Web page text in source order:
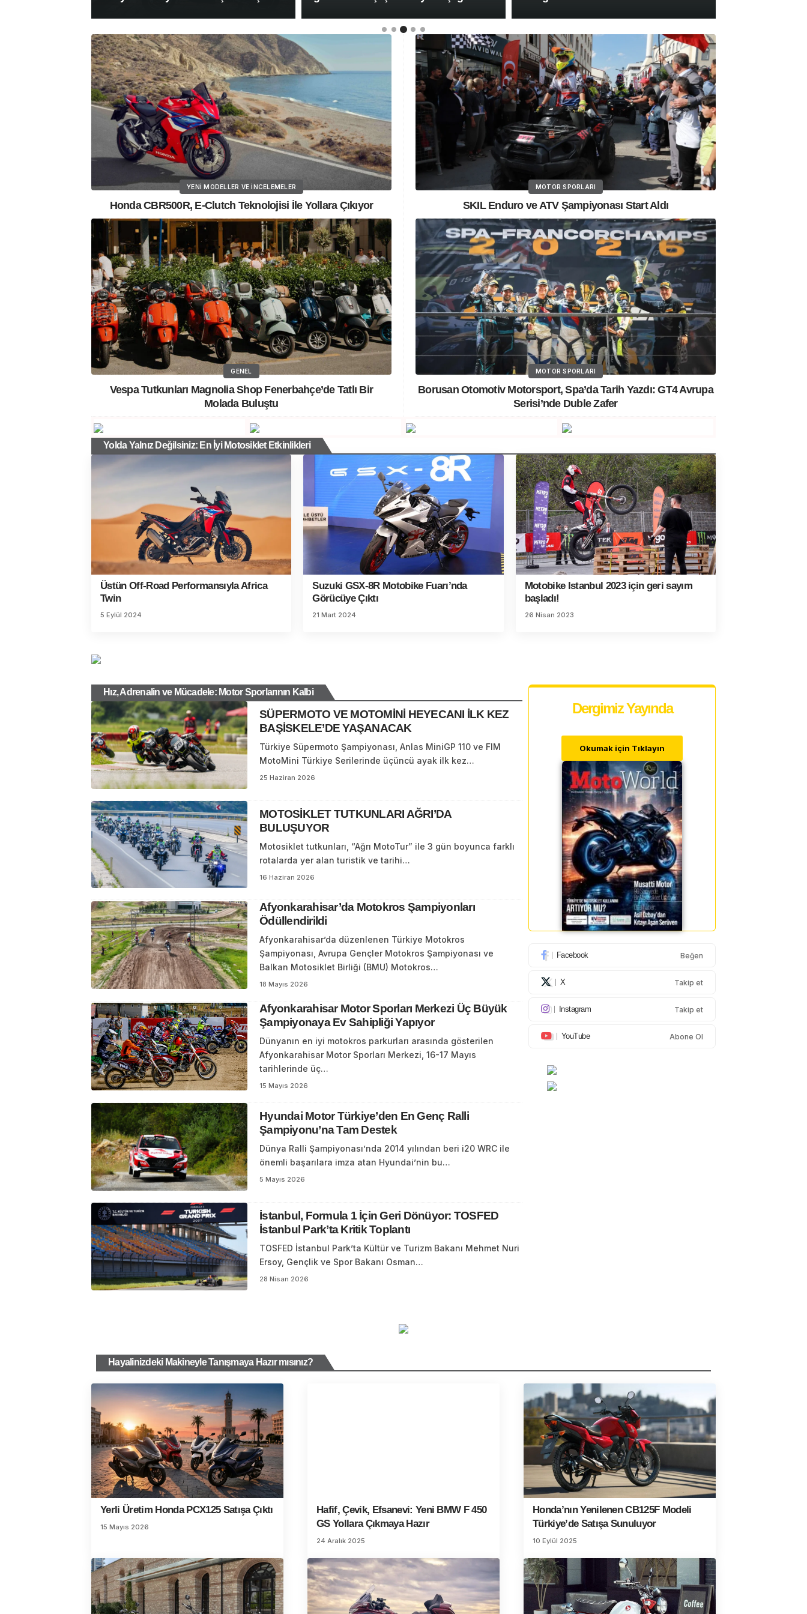
YENI MODELLER VE İNCELEMELER
Honda CBR500R, E-Clutch Teknolojisi İle Yollara Çıkıyor
MOTOR SPORLARI
SKIL Enduro ve ATV Şampiyonası Start Aldı
GENEL
Vespa Tutkunları Magnolia Shop Fenerbahçe’de Tatlı Bir
Molada Buluştu
MOTOR SPORLARI
Borusan Otomotiv Motorsport, Spa’da Tarih Yazdı: GT4 Avrupa
Serisi’nde Duble Zafer
Yolda Yalnız Değilsiniz: En İyi Motosiklet Etkinlikleri
Üstün Off-Road Performansıyla Africa
Twin
5 Eylül 2024
Suzuki GSX-8R Motobike Fuarı’nda
Görücüye Çıktı
21 Mart 2024
Motobike Istanbul 2023 için geri sayım
başladı!
26 Nisan 2023
Hız, Adrenalin ve Mücadele: Motor Sporlarının Kalbi
SÜPERMOTO VE MOTOMİNİ HEYECANI İLK KEZ
BAŞİSKELE’DE YAŞANACAK
Türkiye Süpermoto Şampiyonası, Anlas MiniGP 110 ve FIM
MotoMini Türkiye Serilerinde üçüncü ayak ilk kez…
25 Haziran 2026
MOTOSİKLET TUTKUNLARI AĞRI’DA
BULUŞUYOR
Motosiklet tutkunları, “Ağrı MotoTur” ile 3 gün boyunca farklı
rotalarda yer alan turistik ve tarihi…
16 Haziran 2026
Afyonkarahisar’da Motokros Şampiyonları
Ödüllendirildi
Afyonkarahisar’da düzenlenen Türkiye Motokros
Şampiyonası, Avrupa Gençler Motokros Şampiyonası ve
Balkan Motosiklet Birliği (BMU) Motokros…
18 Mayıs 2026
Afyonkarahisar Motor Sporları Merkezi Üç Büyük
Şampiyonaya Ev Sahipliği Yapıyor
Dünyanın en iyi motokros parkurları arasında gösterilen
Afyonkarahisar Motor Sporları Merkezi, 16-17 Mayıs
tarihlerinde üç…
15 Mayıs 2026
Hyundai Motor Türkiye’den En Genç Ralli
Şampiyonu’na Tam Destek
Dünya Ralli Şampiyonası’nda 2014 yılından beri i20 WRC ile
önemli başarılara imza atan Hyundai’nin bu…
5 Mayıs 2026
İstanbul, Formula 1 İçin Geri Dönüyor: TOSFED
İstanbul Park’ta Kritik Toplantı
TOSFED İstanbul Park’ta Kültür ve Turizm Bakanı Mehmet Nuri
Ersoy, Gençlik ve Spor Bakanı Osman…
28 Nisan 2026
Dergimiz Yayında
Okumak için Tıklayın
Facebook Beğen
X Takip et
Instagram Takip et
YouTube Abone Ol
Hayalinizdeki Makineyle Tanışmaya Hazır mısınız?
Yerli Üretim Honda PCX125 Satışa Çıktı
15 Mayıs 2026
Hafif, Çevik, Efsanevi: Yeni BMW F 450
GS Yollara Çıkmaya Hazır
24 Aralık 2025
Honda’nın Yenilenen CB125F Modeli
Türkiye’de Satışa Sunuluyor
10 Eylül 2025